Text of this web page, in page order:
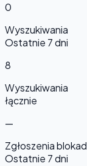
0
Wyszukiwania
Ostatnie 7 dni
8
Wyszukiwania
łącznie
—
Zgłoszenia blokad
Ostatnie 7 dni